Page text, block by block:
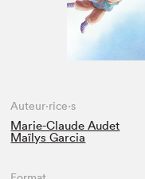
Auteur·rice·s
Marie-Claude Audet
Maïlys Garcia